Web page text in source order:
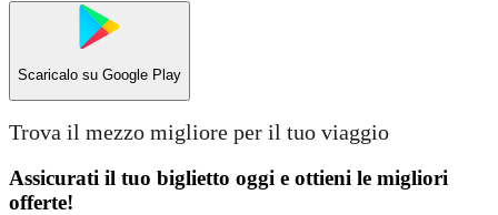
Scaricalo su Google Play
Trova il mezzo migliore per il tuo viaggio
Assicurati il ​​tuo biglietto oggi e ottieni le migliori
offerte!